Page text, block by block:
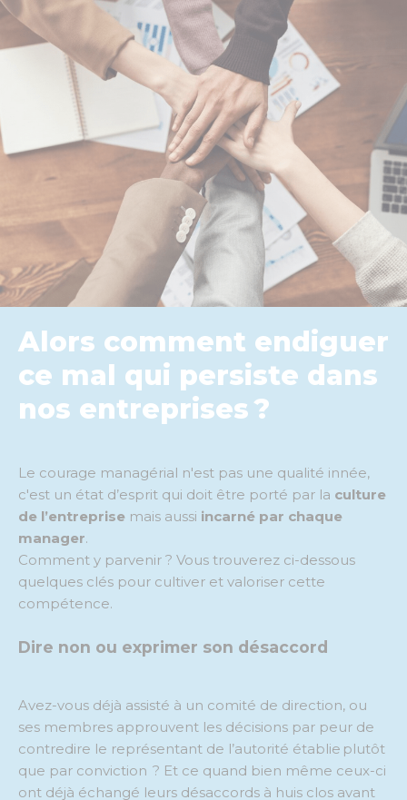
Alors comment endiguer
ce mal qui persiste dans
nos entreprises ?
Le courage managérial n'est pas une qualité innée,
c'est un état d’esprit qui doit être porté par la culture
de l’entreprise mais aussi incarné par chaque
manager.
Comment y parvenir ? Vous trouverez ci-dessous
quelques clés pour cultiver et valoriser cette
compétence.
Dire non ou exprimer son désaccord
Avez-vous déjà assisté à un comité de direction, ou
ses membres approuvent les décisions par peur de
contredire le représentant de l’autorité établie plutôt
que par conviction ? Et ce quand bien même ceux-ci
ont déjà échangé leurs désaccords à huis clos avant